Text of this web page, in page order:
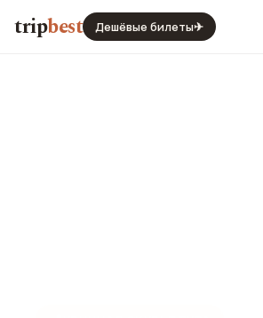
tripbest Дешёвые билеты✈